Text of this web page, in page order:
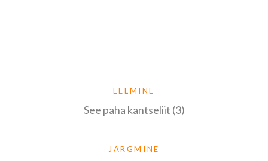
EELMINE
See paha kantseliit (3)
JÄRGMINE